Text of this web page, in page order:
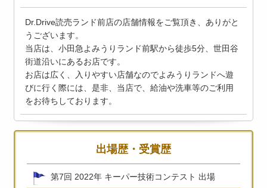
Dr.Drive読売ランド前店の店舗情報をご覧頂き、ありがと
うございます。
当店は、小田急よみうりランド前駅から徒歩5分、世田谷
街道沿いにあるお店です。
お店は広く、入りやすい店舗なのでよみうりランドへ遊
びに行く際には、是非、当店で、給油や洗車等のご利用
をお待ちしております。
出場歴・受賞歴
第7回 2022年 キーパー技術コンテスト 出場